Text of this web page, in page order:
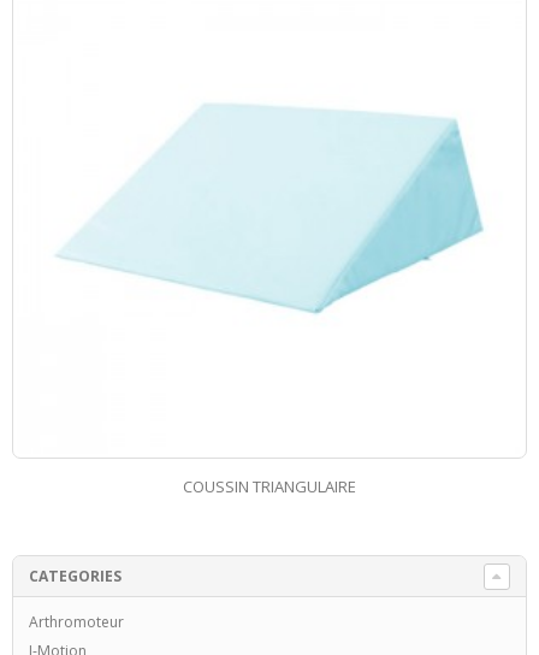
LAMPE INFRAROUGE BEURER
CATEGORIES
Arthromoteur
I-Motion